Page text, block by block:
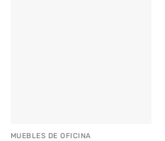
MUEBLES DE OFICINA